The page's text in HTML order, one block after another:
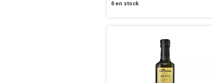
6en stock